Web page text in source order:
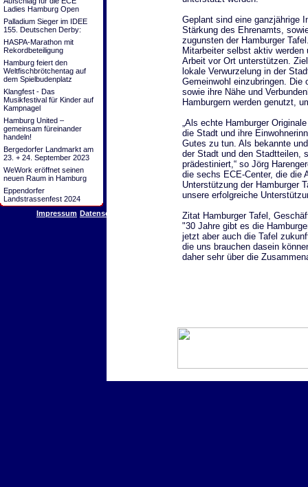
Ladies Hamburg Open
Palladium Sieger im IDEE
155. Deutschen Derby:
HASPA-Marathon mit
Rekordbeteiligung
Hamburg feiert den
Weltfischbrötchentag auf
dem Spielbudenplatz
Klangfest - Das
Musikfestival für Kinder auf
Kampnagel
Hamburg United –
gemeinsam füreinander
handeln!
Bergedorfer Landmarkt am
23. + 24. September 2023
WeWork eröffnet seinen
neuen Raum in Hamburg
Eppendorfer
Landstrassenfest 2024
Impressum Datenschutz
Geplant sind eine ganzjährige
Stärkung des Ehrenamts,
zugunsten der Hamburger
Mitarbeiter selbst aktiv werden
Arbeit vor Ort unterstützen.
lokale Verwurzelung in der
Gemeinwohl einzubringen. Die
sowie ihre Nähe und
Hamburgern werden genutzt,
„Als echte Hamburger
die Stadt und ihre
Gutes zu tun. Als bekannte
der Stadt und den Stadtteilen,
prädestiniert,“ so Jörg
die sechs ECE-Center, die die
Unterstützung der Hamburger
unsere erfolgreiche
Zitat Hamburger Tafel,
"30 Jahre gibt es die
jetzt aber auch die Tafel
die uns brauchen dasein
daher sehr über die